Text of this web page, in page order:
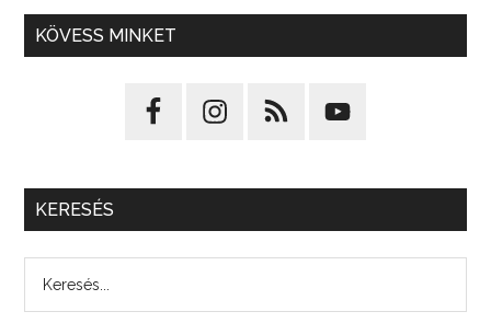
KÖVESS MINKET
KERESÉS